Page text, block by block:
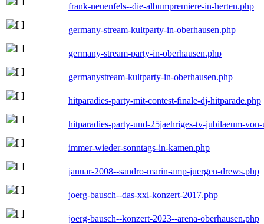
frank-neuenfels--die-albumpremiere-in-herten.php
germany-stream-kultparty-in-oberhausen.php
germany-stream-party-in-oberhausen.php
germanystream-kultparty-in-oberhausen.php
hitparadies-party-mit-contest-finale-dj-hitparade.php
hitparadies-party-und-25jaehriges-tv-jubilaeum-
immer-wieder-sonntags-in-kamen.php
januar-2008--sandro-marin-amp-juergen-drews.php
joerg-bausch--das-xxl-konzert-2017.php
joerg-bausch--konzert-2023--arena-oberhausen.php